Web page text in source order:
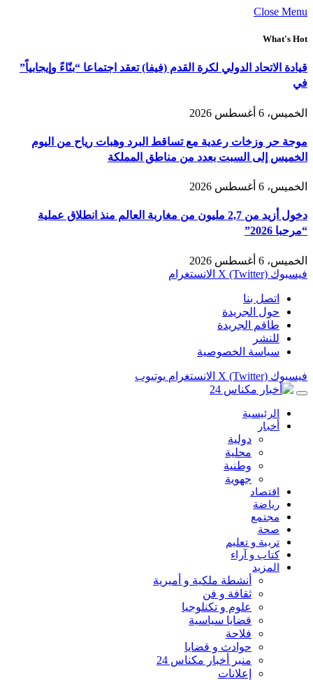
Close Menu
What's Hot
قيادة الاتحاد الدولي لكرة القدم (فيفا) تعقد اجتماعا “بنّاءً وإيجابياً”
في
الخميس، 6 أغسطس 2026
موجة حر وزخات رعدية مع تساقط البرد وهبات رياح من اليوم
الخميس إلى السبت بعدد من مناطق المملكة
الخميس، 6 أغسطس 2026
دخول أزيد من 2,7 مليون من مغاربة العالم منذ انطلاق عملية
“مرحبا 2026”
الخميس، 6 أغسطس 2026
فيسبوك X (Twitter) الانستغرام
اتصل بنا
حول الجريدة
طاقم الجريدة
للنشر
سياسة الخصوصية
فيسبوك X (Twitter) الانستغرام يوتيوب
الرئيسية
أخبار
دولية
محلية
وطنية
جهوية
اقتصاد
رياضة
مجتمع
صحة
تربية و تعليم
كتاب و آراء
المزيد
أنشطة ملكية و أميرية
ثقافة و فن
علوم و تكنلوجيا
قضايا سياسية
فلاحة
حوادث و قضايا
منبر أخبار مكناس 24
إعلانات